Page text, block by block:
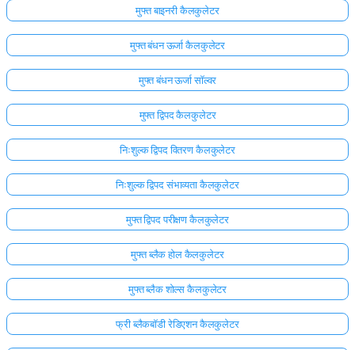
अभी
कोई
प्रश्न
नहीं
मुफ्त बाइनरी कैलकुलेटर
मुफ्त बंधन ऊर्जा कैलकुलेटर
मुफ्त बंधन ऊर्जा सॉल्वर
मुफ्त द्विपद कैलकुलेटर
निःशुल्क द्विपद वितरण कैलकुलेटर
निःशुल्क द्विपद संभाव्यता कैलकुलेटर
मुफ्त द्विपद परीक्षण कैलकुलेटर
मुफ्त ब्लैक होल कैलकुलेटर
मुफ्त ब्लैक शोल्स कैलकुलेटर
फ्री ब्लैकबॉडी रेडिएशन कैलकुलेटर